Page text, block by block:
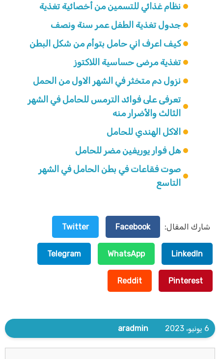
نظام غذائي للتسمين من أخصائية تغذية
جدول تغذية الطفل عمر سنة ونصف
كيف اعرف اني حامل بتوأم من شكل البطن
تغذية مرضى حساسية اللاكتوز
نزول دم متخثر في الشهر الاول من الحمل
تعرفى على فوائد الترمس للحامل في الشهر
الثالث والأضرار منه
الاكل الهندي للحامل
هل فوار يوريفين مضر للحامل
صوت فقاعات في بطن الحامل في الشهر
التاسع
شارك المقال: Facebook
Twitter
LinkedIn
WhatsApp
Telegram
Pinterest
Reddit
6 يونيو، 2023 aradmin